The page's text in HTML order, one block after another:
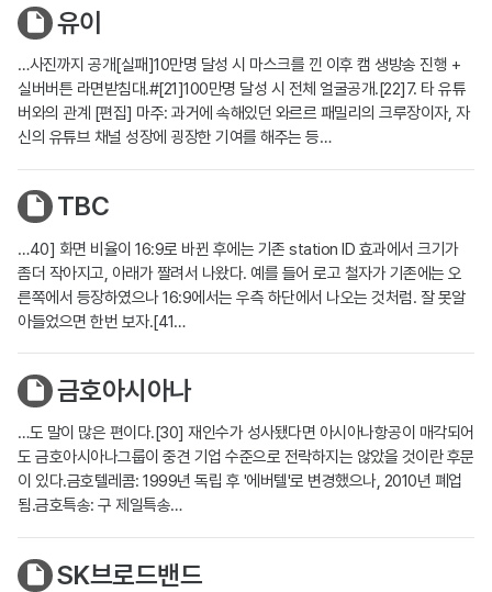
유이
…사진까지 공개[실패]10만명 달성 시 마스크를 낀 이후 캠 생방송 진행 +
실버버튼 라면받침대.#[21]100만명 달성 시 전체 얼굴공개.[22]7. 타 유튜
버와의 관계 [편집] 마주: 과거에 속해있던 와르르 패밀리의 크루장이자, 자
신의 유튜브 채널 성장에 굉장한 기여를 해주는 등…
TBC
…40] 화면 비율이 16:9로 바뀐 후에는 기존 station ID 효과에서 크기가
좀더 작아지고, 아래가 짤려서 나왔다. 예를 들어 로고 철자가 기존에는 오
른쪽에서 등장하였으나 16:9에서는 우측 하단에서 나오는 것처럼. 잘 못알
아들었으면 한번 보자.[41…
금호아시아나
…도 말이 많은 편이다.[30] 재인수가 성사됐다면 아시아나항공이 매각되어
도 금호아시아나그룹이 중견 기업 수준으로 전락하지는 않았을 것이란 후문
이 있다.금호텔레콤: 1999년 독립 후 '에버텔'로 변경했으나, 2010년 폐업
됨.금호특송: 구 제일특송…
SK브로드밴드